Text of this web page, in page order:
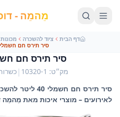
מֵהמֵה -
דף הבית ציוד להשכרה מכונות
סיר תירס חם חשמלי 40
סיר תירס חם חשמלי
מק״ט:
10320-1
|
סיר תירס חם
לאירועים – מוצרי איכות מאת מֵהמֵה